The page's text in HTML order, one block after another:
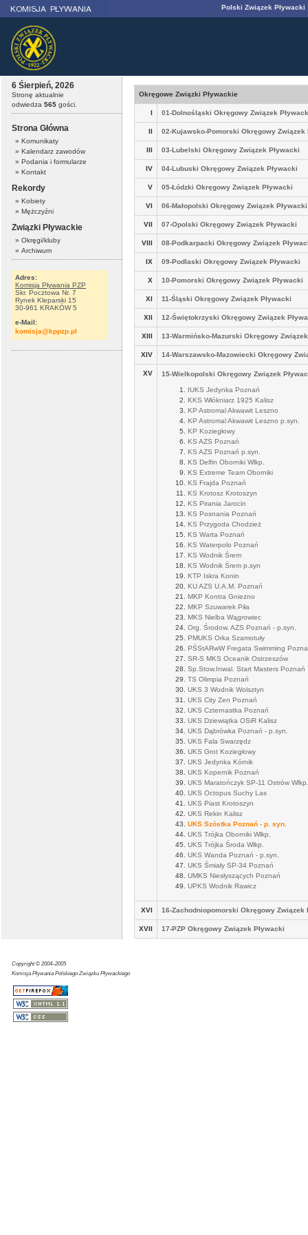
Polski Związek Pływacki
6 Śierpień, 2026
Stronę aktualnie
odwiedza 565 gości.
Strona Główna
» Komunikaty
» Kalendarz zawodów
» Podania i formularze
» Kontakt
Rekordy
» Kobiety
» Mężczyźni
Związki Pływackie
» Okręgi/kluby
» Archiwum
Adres:
Komisja Pływania PZP
Skr. Pocztowa Nr. 7
Rynek Kleparski 15
30-961 KRAKÓW 5
e-Mail:
komisja@kppzp.pl
Okręgowe Związki Pływackie
I 01-Dolnośląski Okręgowy Związek
II 02-Kujawsko-Pomorski Okręgowy Związek
III 03-Lubelski Okręgowy Związek Pływacki
IV 04-Lubuski Okręgowy Związek Pływacki
V 05-Łódzki Okręgowy Związek Pływacki
VI 06-Małopolski Okręgowy Związek Pływacki
VII 07-Opolski Okręgowy Związek Pływacki
VIII 08-Podkarpacki Okręgowy Związek
IX 09-Podlaski Okręgowy Związek Pływacki
X 10-Pomorski Okręgowy Związek Pływacki
XI 11-Śląski Okręgowy Związek Pływacki
XII 12-Świętokrzyski Okręgowy Związek
XIII 13-Warmińsko-Mazurski Okręgowy
XIV 14-Warszawsko-Mazowiecki Okręgowy
XV 15-Wielkopolski Okręgowy Związek
IUKS Jedynka Poznań
KKS Włókniarz 1925 Kalisz
KP Astromal Akwawit Leszno
KP Astromal Akwawit Leszno p.syn.
KP Koziegłowy
KS AZS Poznań
KS AZS Poznań p.syn.
KS Delfin Oborniki Wlkp.
KS Extreme Team Oborniki
KS Frajda Poznań
KS Krotosz Krotoszyn
KS Pirania Jarocin
KS Posnania Poznań
KS Przygoda Chodzież
KS Warta Poznań
KS Waterpolo Poznań
KS Wodnik Śrem
KS Wodnik Śrem p.syn
KTP Iskra Konin
KU AZS U.A.M. Poznań
MKP Kontra Gniezno
MKP Szuwarek Piła
MKS Nielba Wągrowiec
Org. Środow. AZS Poznań - p.syn.
PMUKS Orka Szamotuły
PŚStARwW Fregata Swimming
SR-S MKS Oceanik Ostrzeszów
Sp.Stow.Inwal. Start Masters Poznań
TS Olimpia Poznań
UKS 3 Wodnik Wolsztyn
UKS City Zen Poznań
UKS Czternastka Poznań
UKS Dziewiątka OSiR Kalisz
UKS Dąbrówka Poznań - p.syn.
UKS Fala Swarzędz
UKS Grot Koziegłowy
UKS Jedynka Kórnik
UKS Kopernik Poznań
UKS Maratończyk SP-11 Ostrów Wlkp.
UKS Octopus Suchy Las
UKS Piast Krotoszyn
UKS Rekin Kalisz
UKS Szóstka Poznań - p. syn.
UKS Trójka Oborniki Wlkp.
UKS Trójka Środa Wlkp.
UKS Wanda Poznań - p.syn.
UKS Śmiały SP-34 Poznań
UMKS Niesłyszących Poznań
UPKS Wodnik Rawicz
XVI 16-Zachodniopomorski Okręgowy Związek
XVII 17-PZP Okręgowy Związek Pływacki
Copyright © 2004–2005
Komisja Pływania Polskiego Związku Pływackiego